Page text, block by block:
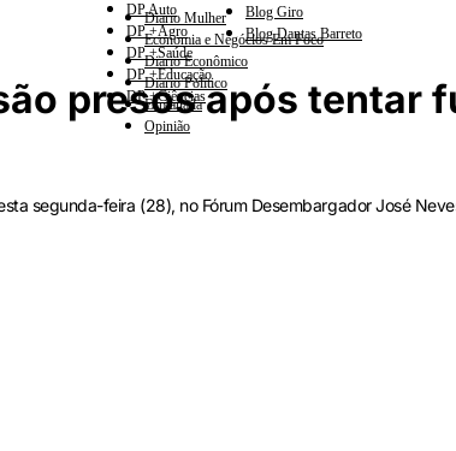
DP Auto
DP +Agro
DP +Saúde
DP +Educação
DP +Ciências
Diario Mulher
Economia e Negócios Em Foco
Diario Econômico
Diario Político
Esplanada
Opinião
Blog Giro
Blog Dantas Barreto
presos após tentar
segunda-feira (28), no Fórum Desembargador José